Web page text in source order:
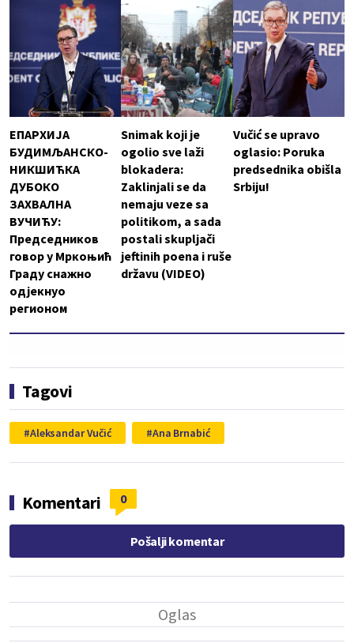
ЕПАРХИЈА
БУДИМЉАНСКО-
НИКШИЋКА
ДУБОКО
ЗАХВАЛНА
ВУЧИЋУ:
Председников
говор у Мркоњић
Граду снажно
одјекнуо
регионом
Snimak koji je
ogolio sve laži
blokadera:
Zaklinjali se da
nemaju veze sa
politikom, a sada
postali skupljači
jeftinih poena i ruše
državu (VIDEO)
Vučić se upravo
oglasio: Poruka
predsednika obišla
Srbiju!
Tagovi
Aleksandar Vučić Ana Brnabić
Komentari 0
Pošalji komentar